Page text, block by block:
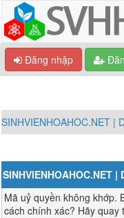
Đăng nhập
SINHVIENHOAHOC.NET |
SINHVIENHOAHOC.NET |
Mã uỷ quyền không khớp.
cách chính xác? Hãy quay